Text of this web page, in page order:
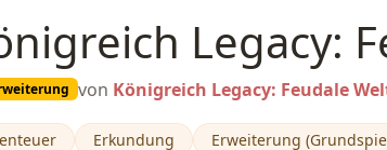
Legacy:
von Königreich Legacy: Feudale
Erkundung Erweiterung